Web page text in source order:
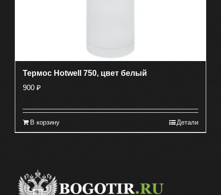
Термос Hotwell 750, цвет белый
900 ₽
В корзину Детали